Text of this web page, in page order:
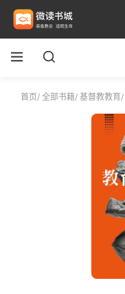
首页/ 全部书籍/ 基督教教育/